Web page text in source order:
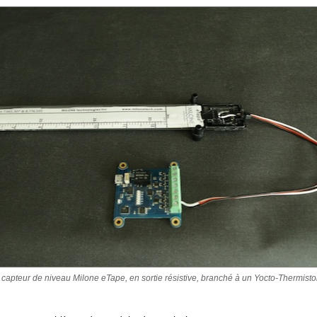
de niveau Milone eTape, en sortie résistive, branché à un Yocto-